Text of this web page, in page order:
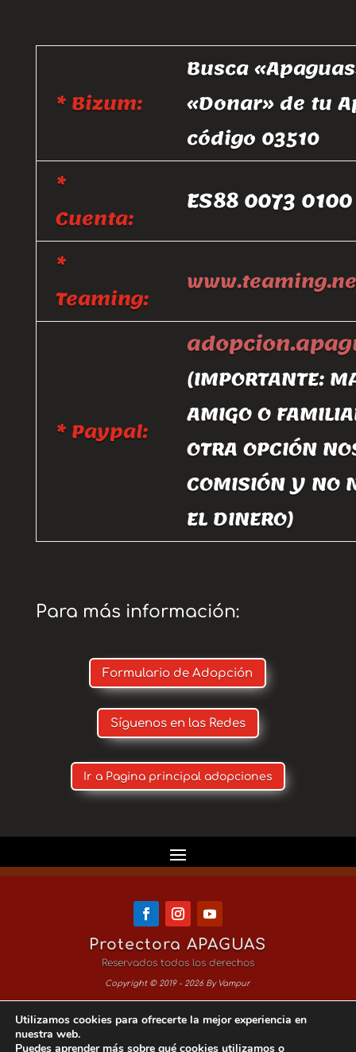
* Bizum:
Busca
«Donar» de tu
código 03510
*
Cuenta:
ES88 0073
*
Teaming:
* Paypal:
(IMPORTANTE:
AMIGO O
OTRA OPCIÓN
COMISIÓN Y NO
EL DINERO)
Para más información:
Formulario de Adopción
Síguenos en las Redes
Ir a Pagina principal adopciones
Protectora APAGUAS
Reservados todos los derechos
Copyright © 2019 - 2026 By Vampur
Aviso Legal
Política de Privacidad
Utilizamos cookies para ofrecerte la mejor experiencia en
nuestra web.
Puedes aprender más sobre qué cookies utilizamos o